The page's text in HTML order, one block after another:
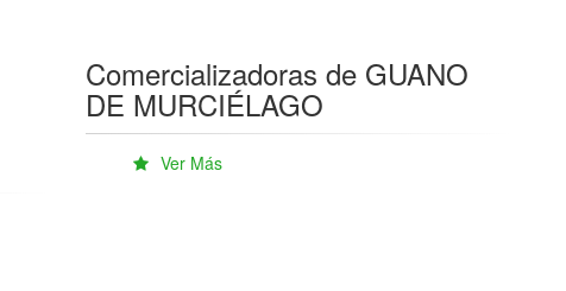
Comercializadoras de GUANO
DE MURCIÉLAGO
Ver Más